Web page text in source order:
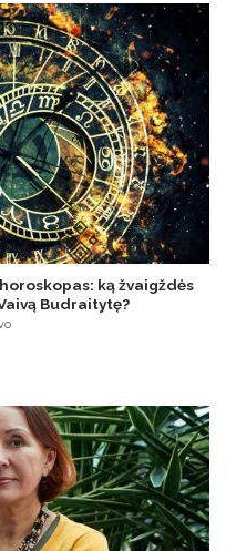
ką žvaigždės
Budraitytę?